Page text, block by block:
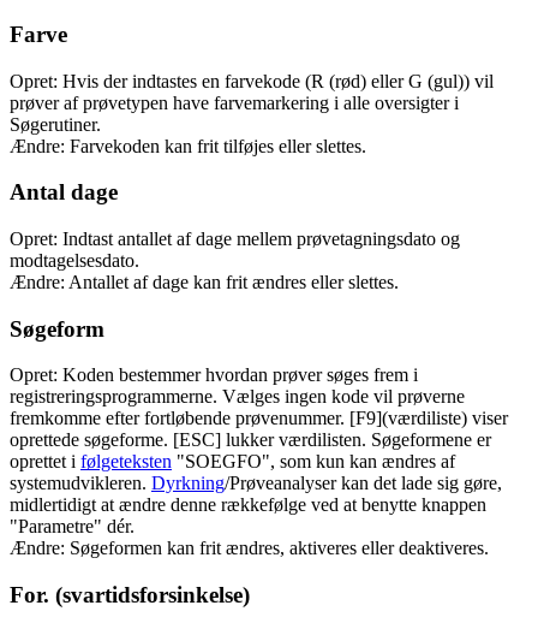
Farve
Opret: Hvis der indtastes en farvekode (R (rød) eller G (gul)) vil
prøver af prøvetypen have farvemarkering i alle oversigter i
Søgerutiner.
Ændre: Farvekoden kan frit tilføjes eller slettes.
Antal dage
Opret: Indtast antallet af dage mellem prøvetagningsdato og
modtagelsesdato.
Ændre: Antallet af dage kan frit ændres eller slettes.
Søgeform
Opret: Koden bestemmer hvordan prøver søges frem i
registreringsprogrammerne. Vælges ingen kode vil prøverne
fremkomme efter fortløbende prøvenummer. [F9](værdiliste) viser
oprettede søgeforme. [ESC] lukker værdilisten. Søgeformene er
oprettet i følgeteksten "SOEGFO", som kun kan ændres af
systemudvikleren. Dyrkning/Prøveanalyser kan det lade sig gøre,
midlertidigt at ændre denne rækkefølge ved at benytte knappen
"Parametre" dér.
Ændre: Søgeformen kan frit ændres, aktiveres eller deaktiveres.
For. (svartidsforsinkelse)